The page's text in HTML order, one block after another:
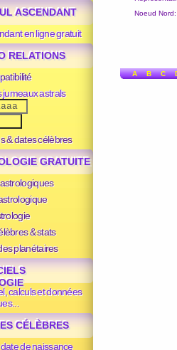
ASCENDANT
en ligne gratuit
RELATIONS
jumeaux astrals
& dates célèbres
GRATUITE
& stats
planétaires
calculs et données
CÉLÈBRES
de naissance
Noeud Nord:
A B C